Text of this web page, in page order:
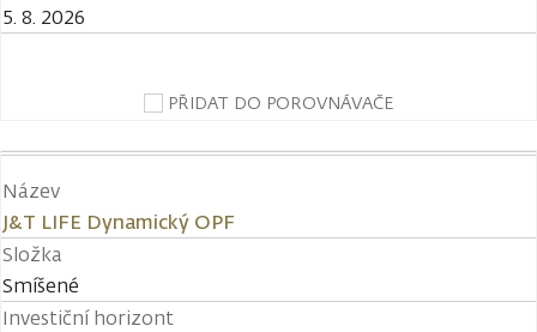
5. 8. 2026
PŘIDAT DO POROVNÁVAČE
Název
J&T LIFE Dynamický OPF
Složka
Smíšené
Investiční horizont